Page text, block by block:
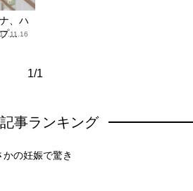
、ハ
...
1/1
事ランキング
の妊娠で驚き